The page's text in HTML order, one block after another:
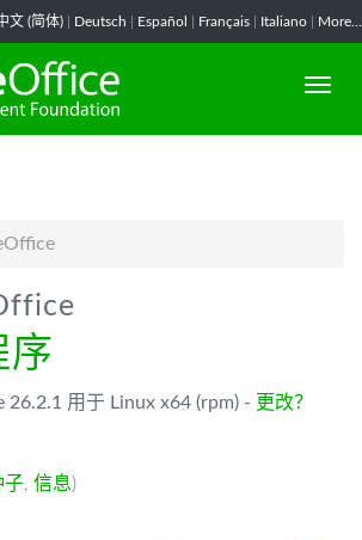
文 (简体) Deutsch Español Français Italiano More...
序
26.2.1 用于 Linux x64 (rpm) - 更改？
子, 信息)